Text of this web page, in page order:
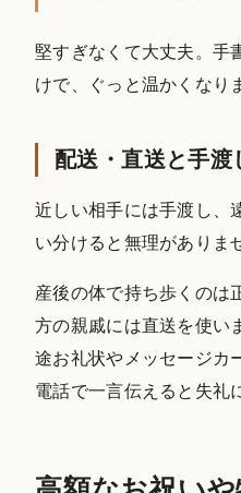
堅すぎなくて大丈夫。手
けで、ぐっと温かくなり
配送・直送と手渡
近しい相手には手渡し、
い分けると無理がありま
産後の体で持ち歩くのは
方の親戚には直送を使い
途お礼状やメッセージカ
電話で一言伝えると失礼